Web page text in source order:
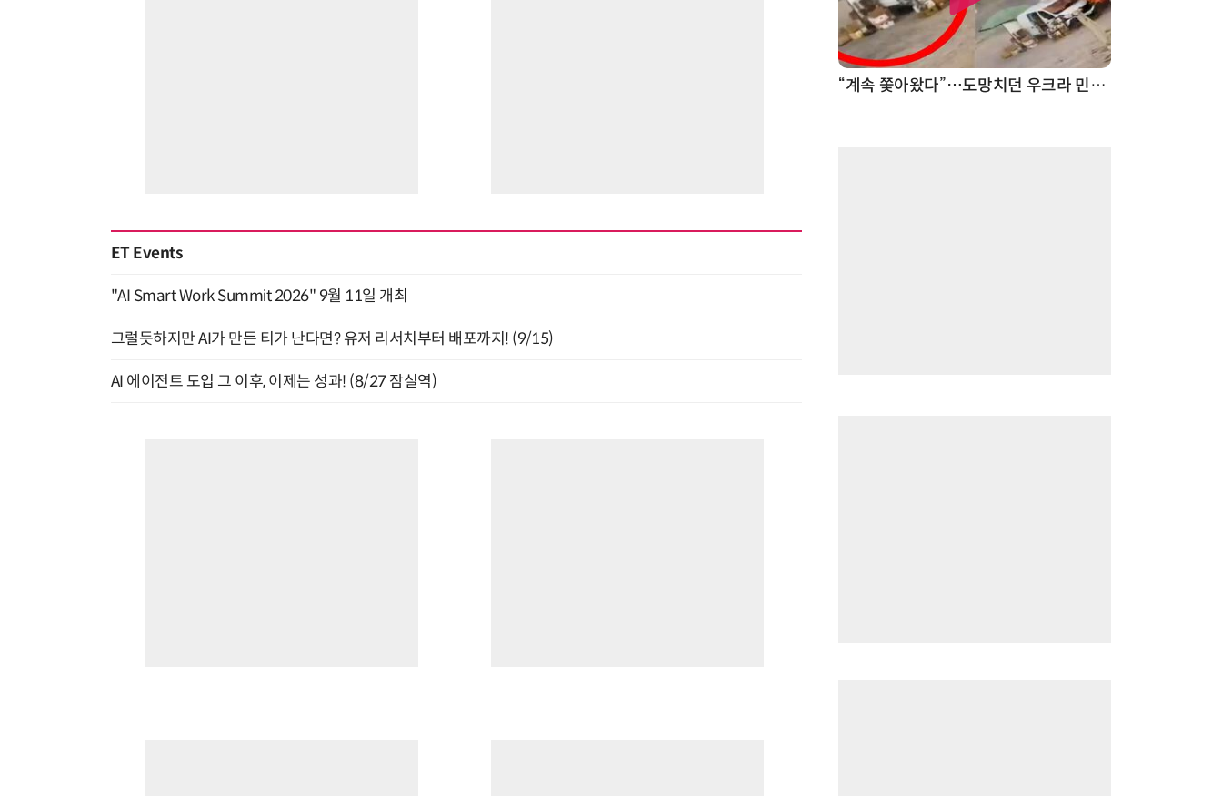
ET Events
"AI Smart Work Summit 2026" 9월 11일 개최
그럴듯하지만 AI가 만든 티가 난다면? 유저 리서치부터 배포까지! (9/15)
AI 에이전트 도입 그 이후, 이제는 성과! (8/27 잠실역)
진정한 우정?…친구 구하려다 둘 다 의자 틈에 목이 낀 순간